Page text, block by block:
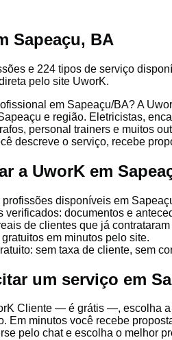
Sapeaçu, BA
e 224 tipos de serviço
pelo site UworK.
em Sapeaçu/BA? A
e região. Eletricistas,
personal trainers e muitos
descreve o serviço, recebe
a UworK em
profissões disponíveis em
verificados: documentos e
de clientes que já
em minutos pelo site.
sem taxa de cliente, sem
um serviço em
Cliente — é grátis —, escolha
Em minutos você recebe
pelo chat e escolha o melhor